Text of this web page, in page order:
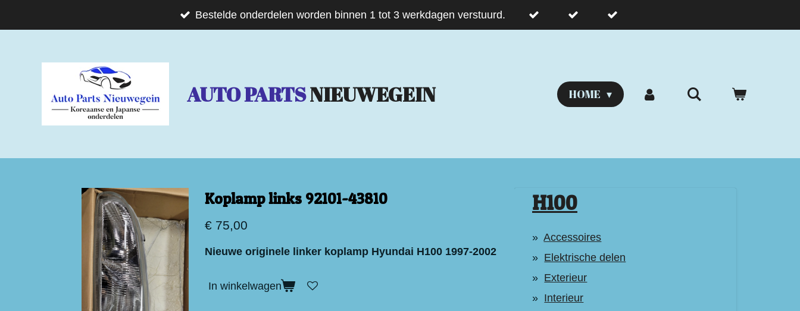
Bestelde onderdelen worden binnen 1 tot 3 werkdagen verstuurd.
AUTO PARTSNIEUWEGEIN HOME
Koplamp links 92101-43810
€ 75,00
Nieuwe originele linker koplamp Hyundai H100 1997-2002
In winkelwagen
H100
Accessoires
Elektrische delen
Exterieur
Interieur